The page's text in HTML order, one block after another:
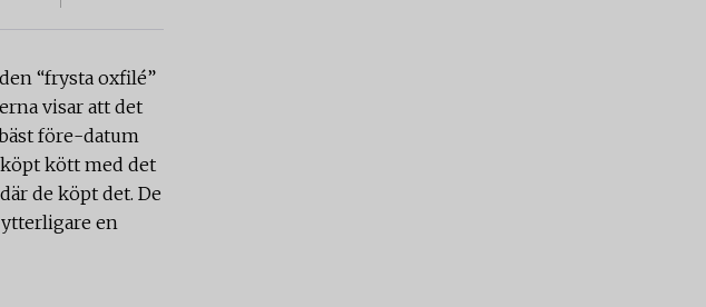
“frysta oxfilé”
visar att det
före-datum
kött med det
de köpt det. De
en